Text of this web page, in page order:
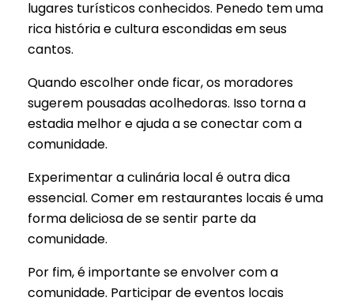
lugares turísticos conhecidos. Penedo tem uma
rica história e cultura escondidas em seus
cantos.
Quando escolher onde ficar, os moradores
sugerem pousadas acolhedoras. Isso torna a
estadia melhor e ajuda a se conectar com a
comunidade.
Experimentar a culinária local é outra dica
essencial. Comer em restaurantes locais é uma
forma deliciosa de se sentir parte da
comunidade.
Por fim, é importante se envolver com a
comunidade. Participar de eventos locais